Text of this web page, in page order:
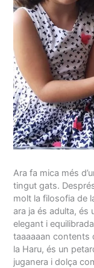
Ara fa mica més
tingut gats.
molt la filosofia de
ara ja és adulta,
elegant i
taaaaaan contents
la Haru, és un
juganera i dolça